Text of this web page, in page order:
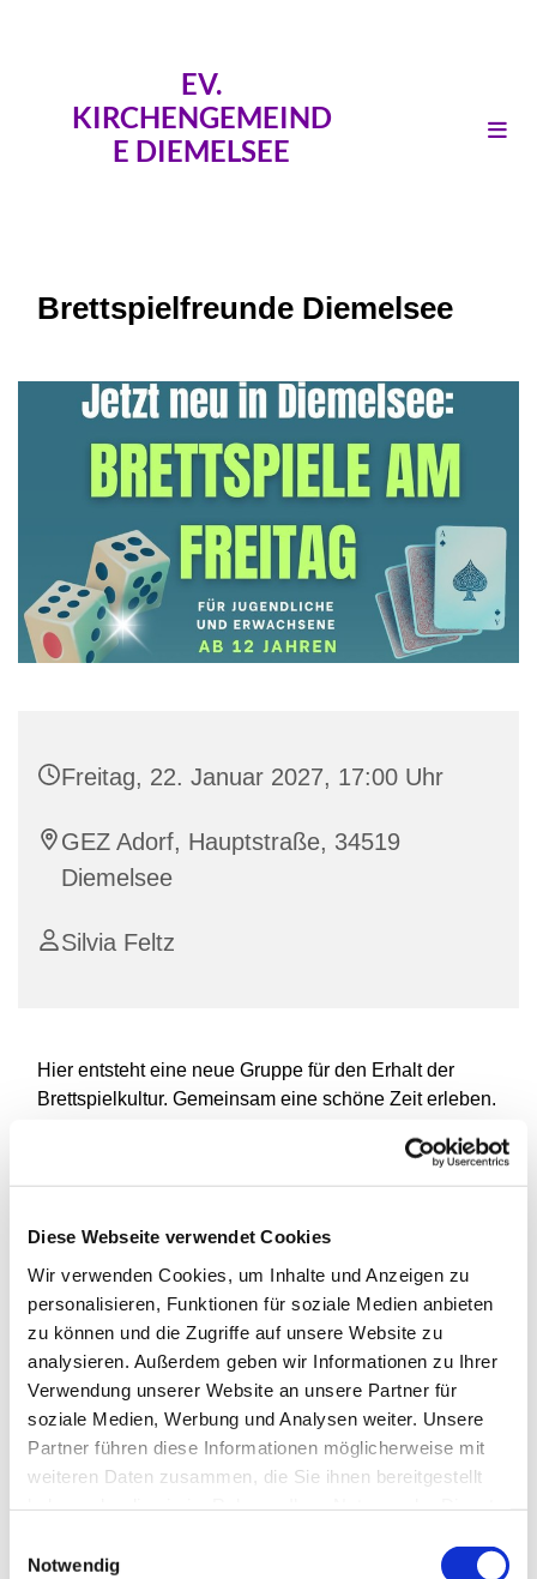
Diese Webseite verwendet Cookies
Wir verwenden Cookies, um Inhalte und Anzeigen zu
personalisieren, Funktionen für soziale Medien anbieten
zu können und die Zugriffe auf unsere Website zu
analysieren. Außerdem geben wir Informationen zu Ihrer
Verwendung unserer Website an unsere Partner für
soziale Medien, Werbung und Analysen weiter. Unsere
Partner führen diese Informationen möglicherweise mit
weiteren Daten zusammen, die Sie ihnen bereitgestellt
Notwendig
EV.
KIRCHENGEMEIND
E DIEMELSEE
Brettspielfreunde Diemelsee
Freitag, 22. Januar 2027, 17:00 Uhr
GEZ Adorf, Hauptstraße, 34519
Diemelsee
Silvia Feltz
Hier entsteht eine neue Gruppe für den Erhalt der
Brettspielkultur. Gemeinsam eine schöne Zeit erleben.
Die Gruppe richtet sich an Jugendliche ab 14 Jahren
komm doch einfach mal zu einem unserer
Spieleabende. Wir freuen uns auf Dich!